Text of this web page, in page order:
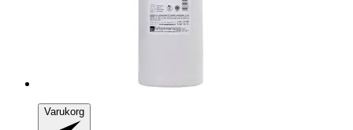
Varukorg